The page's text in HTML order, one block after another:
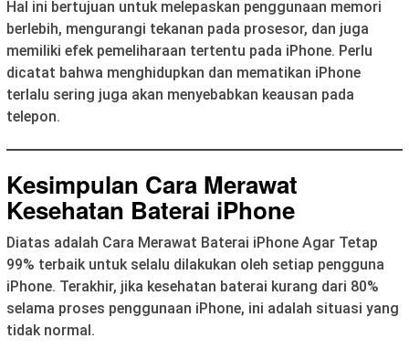
Hal ini bertujuan untuk melepaskan penggunaan memori
berlebih, mengurangi tekanan pada prosesor, dan juga
memiliki efek pemeliharaan tertentu pada iPhone. Perlu
dicatat bahwa menghidupkan dan mematikan iPhone
terlalu sering juga akan menyebabkan keausan pada
telepon.
Kesimpulan Cara Merawat
Kesehatan Baterai iPhone
Diatas adalah Cara Merawat Baterai iPhone Agar Tetap
99% terbaik untuk selalu dilakukan oleh setiap pengguna
iPhone. Terakhir, jika kesehatan baterai kurang dari 80%
selama proses penggunaan iPhone, ini adalah situasi yang
tidak normal.